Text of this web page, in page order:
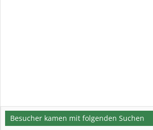
Besucher kamen mit folgenden Suchen